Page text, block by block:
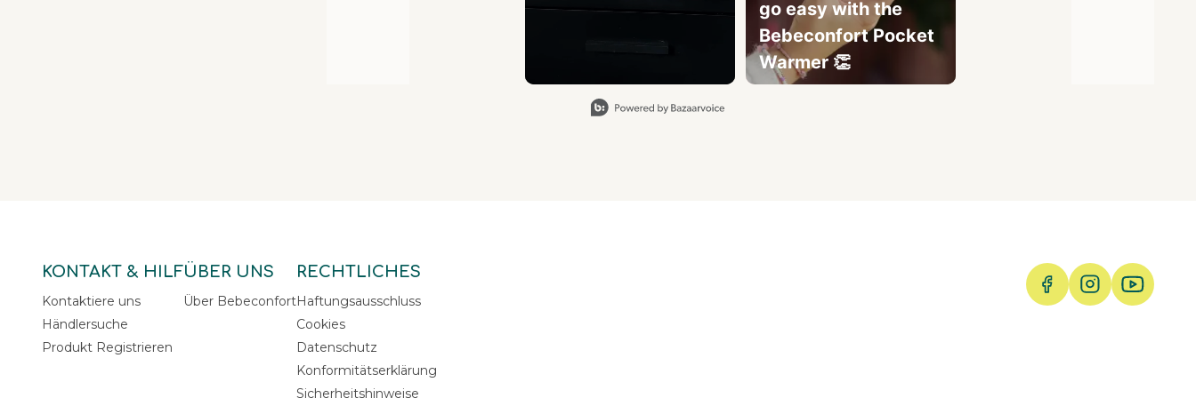
go easy with the
Bebeconfort Pocket
Warmer 👏
KONTAKT & HILF
Kontaktiere uns
Händlersuche
Produkt Registrieren
ÜBER UNS
Über Bebeconfort
RECHTLICHES
Haftungsausschluss
Cookies
Datenschutz
Konformitätserklärung
Sicherheitshinweise